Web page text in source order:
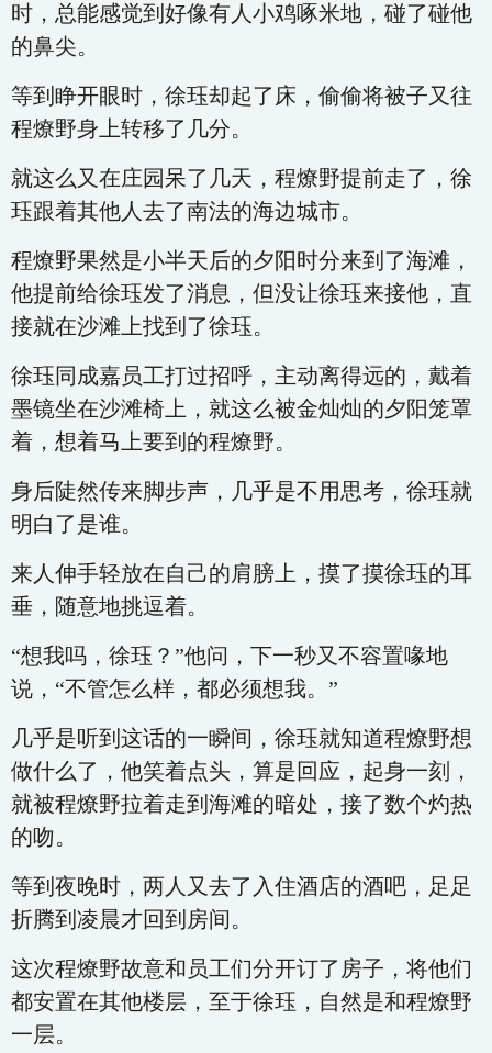
时，总能感觉到好像有人小鸡啄米地，碰了碰他
的鼻尖。
等到睁开眼时，徐珏却起了床，偷偷将被子又往
程燎野身上转移了几分。
就这么又在庄园呆了几天，程燎野提前走了，徐
珏跟着其他人去了南法的海边城市。
程燎野果然是小半天后的夕阳时分来到了海滩，
他提前给徐珏发了消息，但没让徐珏来接他，直
接就在沙滩上找到了徐珏。
徐珏同成嘉员工打过招呼，主动离得远的，戴着
墨镜坐在沙滩椅上，就这么被金灿灿的夕阳笼罩
着，想着马上要到的程燎野。
身后陡然传来脚步声，几乎是不用思考，徐珏就
明白了是谁。
来人伸手轻放在自己的肩膀上，摸了摸徐珏的耳
垂，随意地挑逗着。
“想我吗，徐珏？”他问，下一秒又不容置喙地
说，“不管怎么样，都必须想我。”
几乎是听到这话的一瞬间，徐珏就知道程燎野想
做什么了，他笑着点头，算是回应，起身一刻，
就被程燎野拉着走到海滩的暗处，接了数个灼热
的吻。
等到夜晚时，两人又去了入住酒店的酒吧，足足
折腾到凌晨才回到房间。
这次程燎野故意和员工们分开订了房子，将他们
都安置在其他楼层，至于徐珏，自然是和程燎野
一层。